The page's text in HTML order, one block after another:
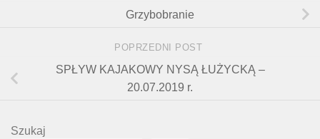
Grzybobranie
POPRZEDNI POST
SPŁYW KAJAKOWY NYSĄ ŁUŻYCKĄ –
20.07.2019 r.
Szukaj